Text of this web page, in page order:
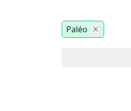
Paléo